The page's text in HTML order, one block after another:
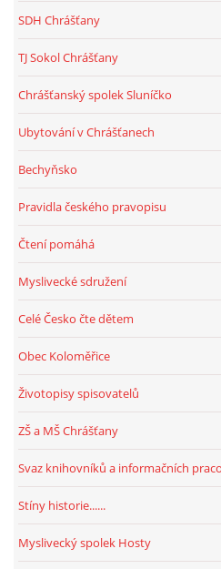
SDH Chrášťany
TJ Sokol Chrášťany
Chrášťanský spolek Sluníčko
Ubytování v Chrášťanech
Bechyňsko
Pravidla českého pravopisu
Čtení pomáhá
Myslivecké sdružení
Celé Česko čte dětem
Obec Koloměřice
Životopisy spisovatelů
ZŠ a MŠ Chrášťany
Svaz knihovníků a informačních
Stíny historie......
Myslivecký spolek Hosty